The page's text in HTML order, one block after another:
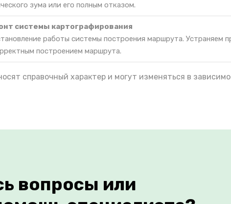
зума или его полным отказом.
системы картографирования
работы системы построения маршрута. Устраняем
построением маршрута.
справочный характер и могут изменяться в
вопросы или